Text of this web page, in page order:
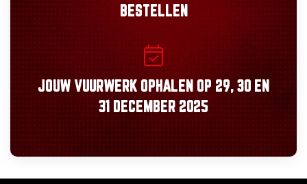
BESTELLEN
JOUW VUURWERK OPHALEN OP 29, 30 EN
31 DECEMBER 2025